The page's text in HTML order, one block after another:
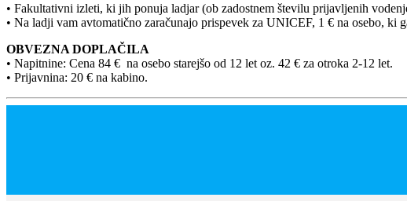
• Fakultativni izleti, ki jih ponuja ladjar (ob zadostnem številu prijavljenih
• Na ladji vam avtomatično zaračunajo prispevek za UNICEF, 1 € na osebo, ki
OBVEZNA DOPLAČILA
• Napitnine: Cena 84 € na osebo starejšo od 12 let oz. 42 € za otroka 2-12 let.
• Prijavnina: 20 € na kabino.